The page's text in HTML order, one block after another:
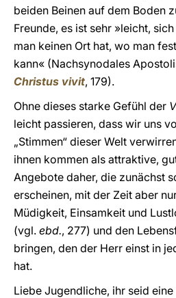
beiden Beinen auf dem Boden
Freunde, es ist sehr »leicht,
man keinen Ort hat, wo man
kann« (Nachsynodales
Christus vivit, 179).
Ohne dieses starke Gefühl der
leicht passieren, dass wir uns
„Stimmen“ dieser Welt
ihnen kommen als attraktive,
Angebote daher, die zunächst
erscheinen, mit der Zeit aber
Müdigkeit, Einsamkeit und
(vgl. ebd., 277) und den
bringen, den der Herr einst in
hat.
Liebe Jugendliche, ihr seid eine